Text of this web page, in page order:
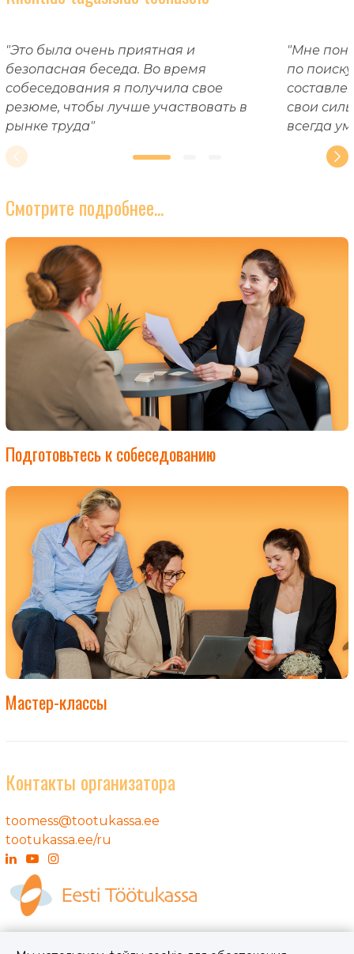
"Это была очень приятная и
безопасная беседа. Во время
собеседования я получила свое
резюме, чтобы лучше участвовать в
рынке труда"
"Мне
по
свои
всегда
Смотрите подробнее...
Подготовьтесь к собеседованию
Мастер-классы
Контакты организатора
toomess@tootukassa.ee
tootukassa.ee/ru